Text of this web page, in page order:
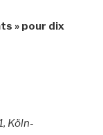
» pour dix
Köln-